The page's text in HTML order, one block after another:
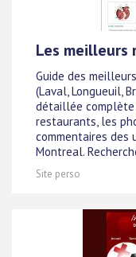
Les
Guide des
(Laval, Longueuil,
détaillée
restaurants, les
commentaires
Montreal.
Site perso